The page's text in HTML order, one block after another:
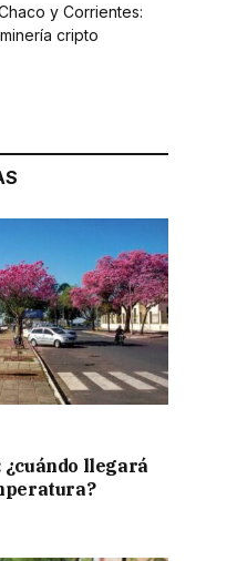
y Corrientes:
cripto
¿cuándo llegará